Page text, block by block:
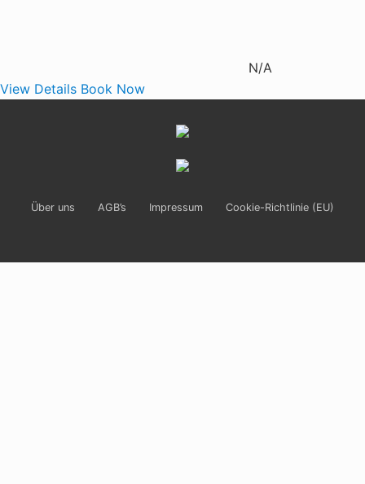
N/A
View Details Book Now
Über uns AGB’s Impressum Cookie-Richtlinie (EU)